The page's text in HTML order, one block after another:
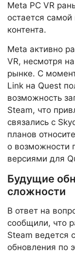
Meta PC VR
остается
контента.
Meta активно
VR, несмотря
рынке. С
Link на Quest
возможность
Steam, что
связались с
планов
о возможности
версиями для
Будущие
сложности
В ответ на
сообщили, что
Steam ведется
обновления по